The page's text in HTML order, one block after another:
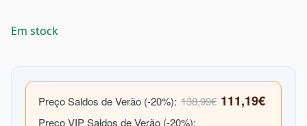
Em stock
Preço Saldos de Verão (-20%): 138,99€ 111,19€
Preço VIP Saldos de Verão (-20%):